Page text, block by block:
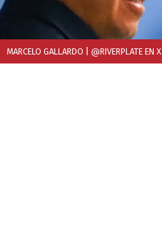
MARCELO GALLARDO | @RIVERPLATE EN X